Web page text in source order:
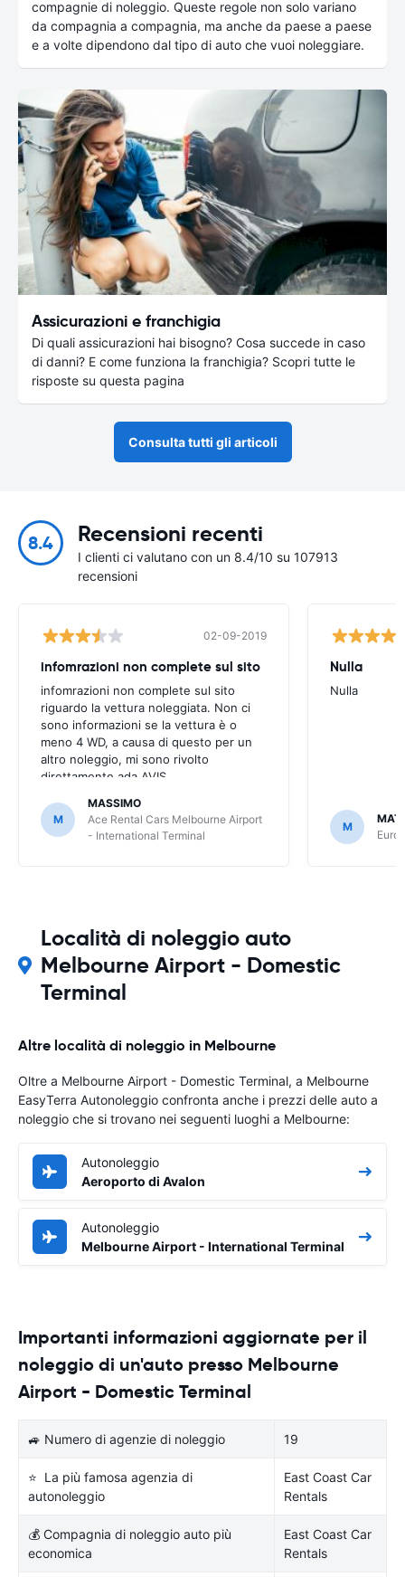
compagnie di noleggio. Queste regole non solo variano
da compagnia a compagnia, ma anche da paese a paese
e a volte dipendono dal tipo di auto che vuoi noleggiare.
Assicurazioni e franchigia
Di quali assicurazioni hai bisogno? Cosa succede in caso
di danni? E come funziona la franchigia? Scopri tutte le
risposte su questa pagina
Consulta tutti gli articoli
8.4 Recensioni recenti
I clienti ci valutano con un 8.4/10 su 107913
recensioni
02-09-2019
infomrazioni non complete sul sito
infomrazioni non complete sul sito
riguardo la vettura noleggiata. Non ci
sono informazioni se la vettura è o
meno 4 WD, a causa di questo per un
altro noleggio, mi sono rivolto
direttamente ada AVIS
M
MASSIMO
Ace Rental Cars Melbourne Airport
- International Terminal
Nulla
Nulla
M
Località di noleggio auto
Melbourne Airport - Domestic
Terminal
Altre località di noleggio in Melbourne
Oltre a Melbourne Airport - Domestic Terminal, a Melbourne
EasyTerra Autonoleggio confronta anche i prezzi delle auto a
noleggio che si trovano nei seguenti luoghi a Melbourne:
Autonoleggio
Aeroporto di Avalon
Autonoleggio
Melbourne Airport - International Terminal
Importanti informazioni aggiornate per il
noleggio di un'auto presso Melbourne
Airport - Domestic Terminal
🚙 Numero di agenzie di noleggio 19
⭐ La più famosa agenzia di
autonoleggio
East Coast Car
Rentals
💰 Compagnia di noleggio auto più
economica
East Coast Car
Rentals